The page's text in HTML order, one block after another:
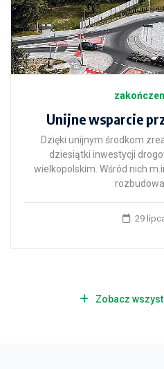
Unijne wsparcie
Dzięki unijnym środkom
dziesiątki inwestycji
wielkopolskim. Wśród nich
rozbudowa
29
Zobacz